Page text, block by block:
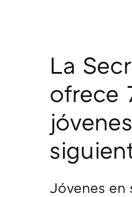
La
ofrece
Jóvenes en